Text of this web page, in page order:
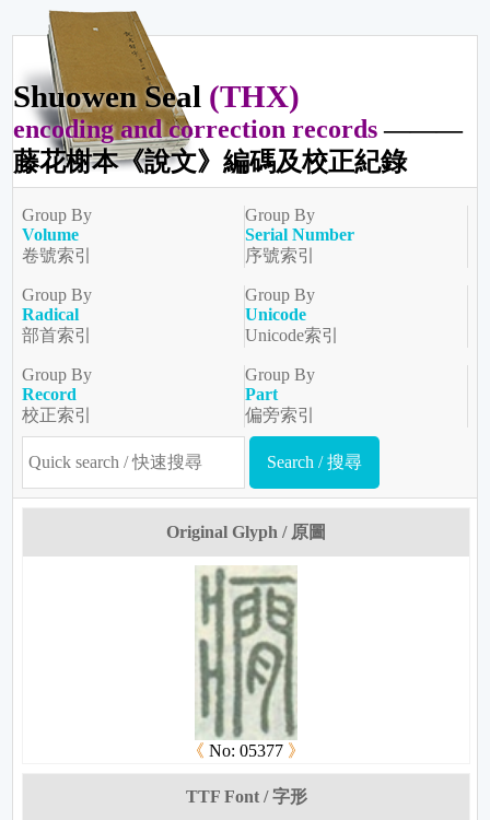
Shuowen Seal (THX)
encoding and correction records ———
藤花榭本《說文》編碼及校正紀錄
Group By
Volume
卷號索引
Group By
Serial Number
序號索引
Group By
Radical
部首索引
Group By
Unicode
Unicode索引
Group By
Record
校正索引
Group By
Part
偏旁索引
Original Glyph / 原圖
《 No: 05377 》
TTF Font / 字形